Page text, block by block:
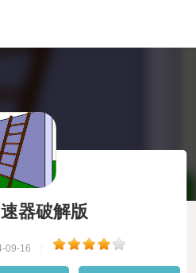
速器破解版
09-16